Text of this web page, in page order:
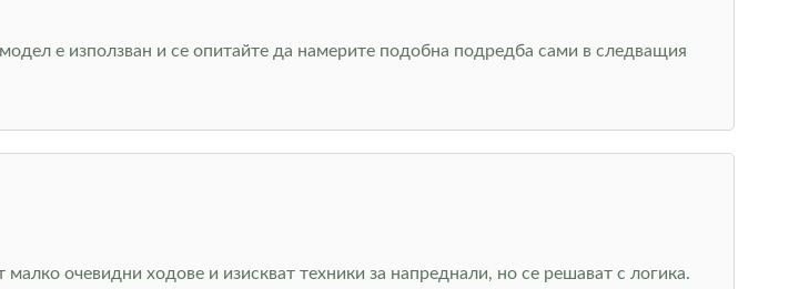
е използван и се опитайте да намерите подобна подредба сами в следващия
очевидни ходове и изискват техники за напреднали, но се решават с логика.